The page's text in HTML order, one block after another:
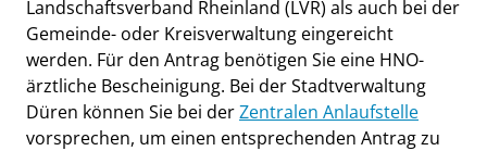
Landschaftsverband Rheinland (LVR) als auch bei der
Gemeinde- oder Kreisverwaltung eingereicht
werden. Für den Antrag benötigen Sie eine HNO-
ärztliche Bescheinigung. Bei der Stadtverwaltung
Düren können Sie bei derZentralen Anlaufstelle
vorsprechen, um einen entsprechenden Antrag zu